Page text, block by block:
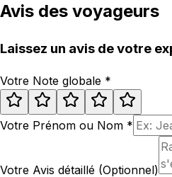
Avis des voyageurs
Laissez un avis de votre
Votre Note globale *
Votre Prénom ou Nom *
Votre Avis détaillé (Optionnel)